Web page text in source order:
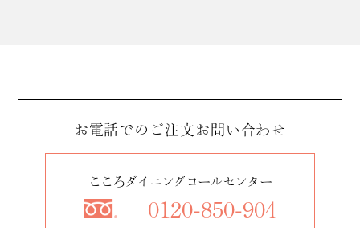
お電話でのご注文お問い合わせ
こころダイニングコールセンター
0120-850-904